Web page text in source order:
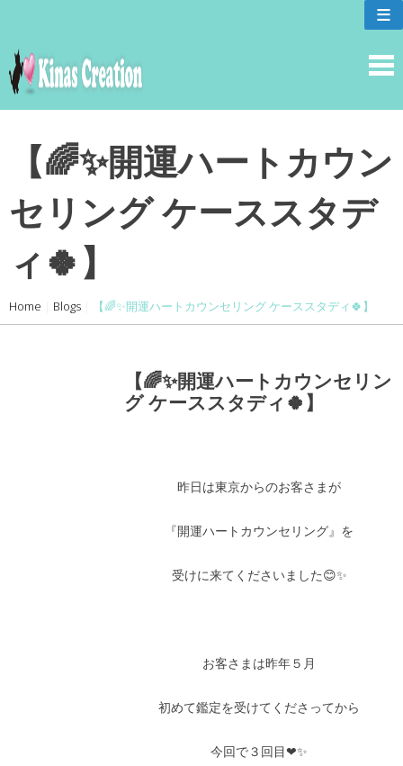
content
≡
【🌈✨開運ハートカウン
セリング ケーススタデ
ィ🍀】
Home Blogs 【🌈✨開運ハートカウンセリング ケーススタディ🍀】
【🌈✨開運ハートカウンセリン
グ ケーススタディ🍀】
昨日は東京からのお客さまが
『開運ハートカウンセリング』を
受けに来てくださいました😊✨
お客さまは昨年５月
初めて鑑定を受けてくださってから
今回で３回目❤✨